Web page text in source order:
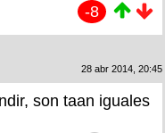
-8
28 abr 2014, 20:45
son taan iguales